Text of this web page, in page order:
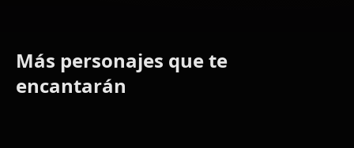
Más personajes que te
encantarán
Ichinose